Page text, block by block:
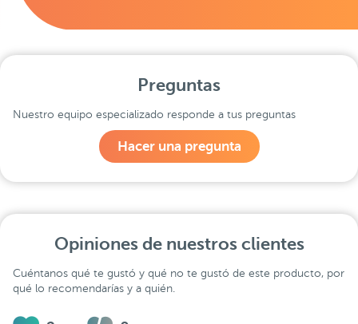
Preguntas
Nuestro equipo especializado responde a tus preguntas
Hacer una pregunta
Opiniones de nuestros clientes
Cuéntanos qué te gustó y qué no te gustó de este producto, por
qué lo recomendarías y a quién.